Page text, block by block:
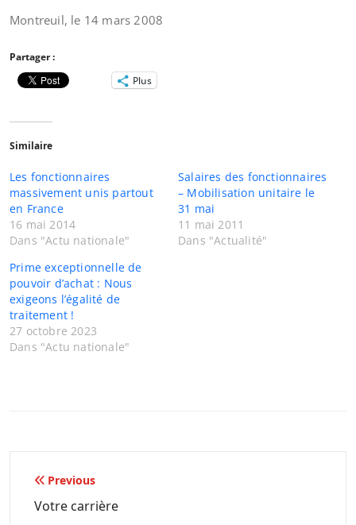
Montreuil, le 14 mars 2008
Partager :
Plus
Similaire
Les fonctionnaires
massivement unis partout
en France
16 mai 2014
Dans "Actu nationale"
Salaires des fonctionnaires
– Mobilisation unitaire le
31 mai
11 mai 2011
Dans "Actualité"
Prime exceptionnelle de
pouvoir d’achat : Nous
exigeons l’égalité de
traitement !
27 octobre 2023
Dans "Actu nationale"
Navigation
de
Previous
Votre carrière